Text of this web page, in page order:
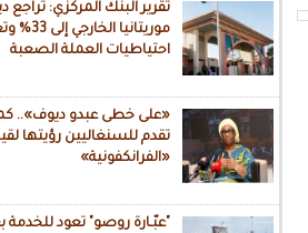
تقرير البنك المركزي: تراجع
موريتانيا
احتياطيات العملة الصعبة
«على خطى عبدو ديوف»..
تقدم للسنغاليين رؤيتها
«الفرانكفونية»
"عبّـارة روصو" تعود للخدمة